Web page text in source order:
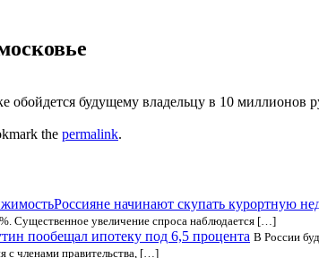
обойдется будущему владельцу в 10
the permalink.
Россияне начинают скупать курортную
Существенное увеличение спроса наблюдается […]
пообещал ипотеку под 6,5 процента В России
с членами правительства, […]